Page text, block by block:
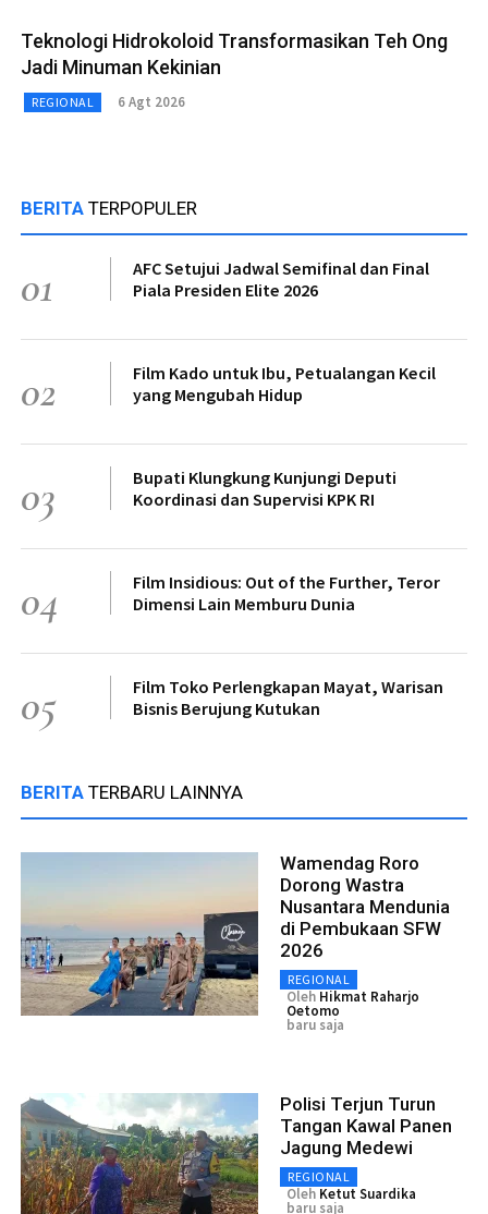
Teknologi Hidrokoloid Transformasikan Teh Ong
Jadi Minuman Kekinian
REGIONAL 6 Agt 2026
BERITA TERPOPULER
01
AFC Setujui Jadwal Semifinal dan Final
Piala Presiden Elite 2026
02
Film Kado untuk Ibu, Petualangan Kecil
yang Mengubah Hidup
03
Bupati Klungkung Kunjungi Deputi
Koordinasi dan Supervisi KPK RI
04
Film Insidious: Out of the Further, Teror
Dimensi Lain Memburu Dunia
05
Film Toko Perlengkapan Mayat, Warisan
Bisnis Berujung Kutukan
BERITA TERBARU LAINNYA
Wamendag Roro
Dorong Wastra
Nusantara Mendunia
di Pembukaan SFW
2026
REGIONAL
Oleh Hikmat Raharjo
Oetomo
baru saja
Polisi Terjun Turun
Tangan Kawal Panen
Jagung Medewi
REGIONAL
Oleh Ketut Suardika
baru saja